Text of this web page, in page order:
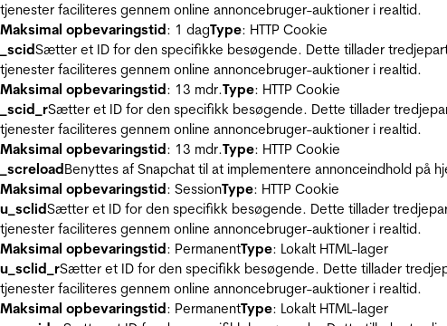
tjenester faciliteres gennem online annoncebruger-auktioner i realtid.
Maksimal opbevaringstid: 1 dagType: HTTP Cookie
_scidSætter et ID for den specifikke besøgende. Dette tillader
tjenester faciliteres gennem online annoncebruger-auktioner i realtid.
Maksimal opbevaringstid: 13 mdr.Type: HTTP Cookie
_scid_rSætter et ID for den specifikk besøgende. Dette tillader
tjenester faciliteres gennem online annoncebruger-auktioner i realtid.
Maksimal opbevaringstid: 13 mdr.Type: HTTP Cookie
_screloadBenyttes af Snapchat til at implementere annonceindhold på
Maksimal opbevaringstid: SessionType: HTTP Cookie
u_sclidSætter et ID for den specifikk besøgende. Dette tillader
tjenester faciliteres gennem online annoncebruger-auktioner i realtid.
Maksimal opbevaringstid: PermanentType: Lokalt HTML-lager
u_sclid_rSætter et ID for den specifikk besøgende. Dette tillader
tjenester faciliteres gennem online annoncebruger-auktioner i realtid.
Maksimal opbevaringstid: PermanentType: Lokalt HTML-lager